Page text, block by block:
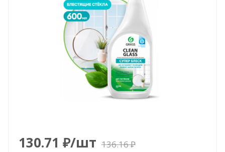
130.71 ₽/шт 136.16₽